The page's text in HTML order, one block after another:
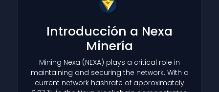
Introducción a Nexa
Minería
Mining Nexa (NEXA) plays a critical role in
maintaining and securing the network. With a
current network hashrate of approximately